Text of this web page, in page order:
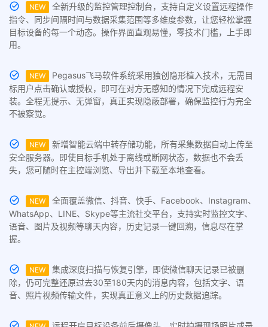
NEW
全新升级的监控管理控制台，支持自定义设置远程操作
指令、同步间隔时间与数据采集范围等多维度参数，让您轻松掌握
目标设备的每一个动态。操作界面直观易懂，零技术门槛，上手即
用。
NEW
Pegasus飞马软件系统采用独创隐形植入技术，无需目
标用户点击确认或授权，即可在对方无感知的情况下完成远程安
装。全程无提示、无弹窗，真正实现隐蔽部署，确保监控行为完全
不被察觉。
NEW
新增智能云端中转存储功能，所有采集数据自动上传至
安全服务器。即使目标手机处于离线或断网状态，数据也不会丢
失，您可随时在主控端浏览、导出并下载至本地查看。
NEW
全面覆盖微信、抖音、快手、Facebook、Instagram、
WhatsApp、LINE、Skype等主流社交平台，支持实时监控文字、
语音、图片及视频等聊天内容，历史记录一键回溯，信息尽在掌
握。
NEW
集成深度扫描与恢复引擎，即使微信聊天记录已被删
除，仍可完整还原过去30至180天内的消息内容，包括文字、语
音、照片视频传输文件，实现真正意义上的历史数据追踪。